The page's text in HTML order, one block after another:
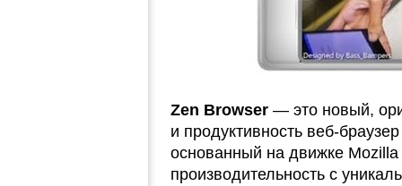
Zen Browser — это новый,
и продуктивность веб-
основанный на движке
производительность с